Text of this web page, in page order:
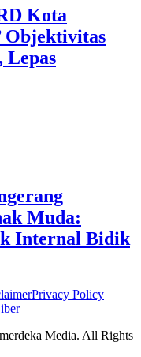
Kota
Objektivitas
Lepas
Muda:
Internal Bidik
Privacy Policy
Media. All Rights